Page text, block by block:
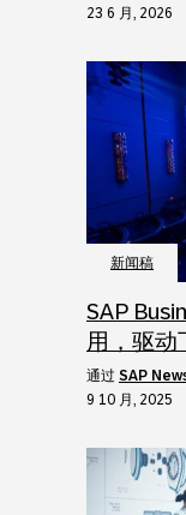
23 6 月, 2026
新闻稿
SAP
用，驱动
通过 SAP
9 10 月, 2025